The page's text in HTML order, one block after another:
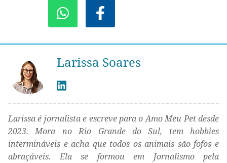
Larissa Soares
Larissa é jornalista e escreve para o Amo Meu Pet desde
2023. Mora no Rio Grande do Sul, tem hobbies
intermináveis e acha que todos os animais são fofos e
abraçáveis. Ela se formou em Jornalismo pela